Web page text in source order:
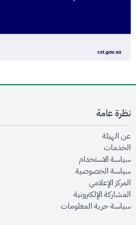
نظرة عامة
عن الهيئةopens in new window
الخدماتopens in new window
سياسة الاستخدام
سياسة الخصوصيةopens in new window
المركز الإعلاميopens in new window
المشاركة الإلكترونيةopens in new window
سياسة حرية المعلوماتin new window